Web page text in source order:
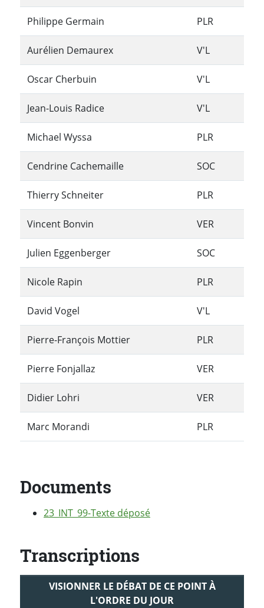
Philippe Germain PLR
Aurélien Demaurex V'L
Oscar Cherbuin V'L
Jean-Louis Radice V'L
Michael Wyssa PLR
Cendrine Cachemaille SOC
Thierry Schneiter PLR
Vincent Bonvin VER
Julien Eggenberger SOC
Nicole Rapin PLR
David Vogel V'L
Pierre-François Mottier PLR
Pierre Fonjallaz VER
Didier Lohri VER
Marc Morandi PLR
Documents
23_INT_99-Texte déposé
Transcriptions
VISIONNER LE DÉBAT DE CE POINT À
L'ORDRE DU JOUR